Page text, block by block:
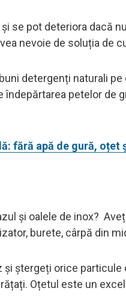
se pot deteriora dacă
nevoie de soluția de
detergenți naturali
petelor de
fără apă de gură, oțet
și oalele de inox?
burete, cârpă din
și ștergeți orice
Oțetul este un